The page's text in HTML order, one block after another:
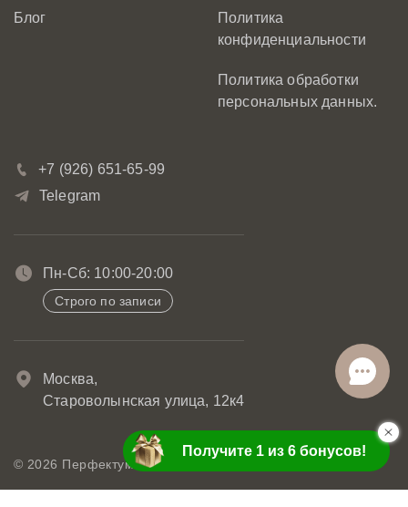
Блог
Политика
конфиденциальности
Политика обработки
персональных данных.
+7 (926) 651-65-99
Telegram
Пн-Сб: 10:00-20:00
Строго по записи
Москва,
Староволынская улица, 12к4
© 2026 Перфектум.Все права защищены
Онлайн-